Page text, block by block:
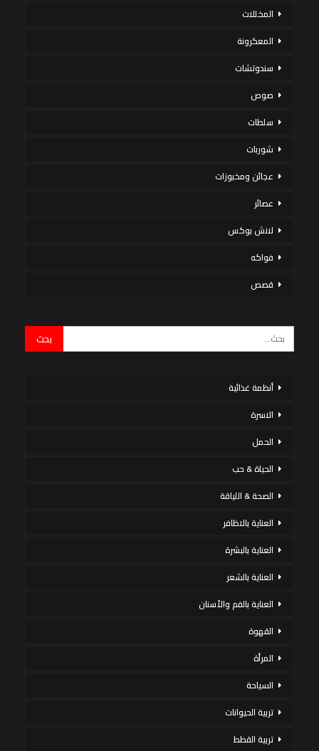
المخللات
المعكرونة
سندوتشات
صوص
سلطات
شوربات
عجائن ومخبوزات
عصائر
لانش بوكس
فواكه
قصص
أنظمة غذائية
الاسرة
الحمل
الحياة & حب
الصحة & اللياقة
العناية بالاظافر
العناية بالبشرة
العناية بالشعر
العناية بالفم والأسنان
القهوة
المرأة
السياحة
تربية الحيوانات
تربية القطط